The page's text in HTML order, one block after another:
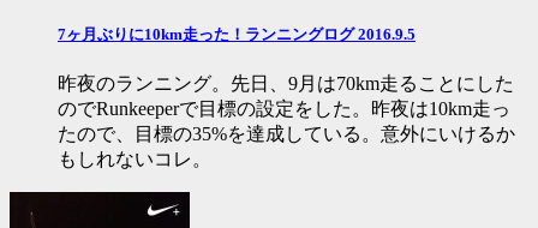
7ヶ月ぶりに10km走った！ランニングログ 2016.9.5
昨夜のランニング。先日、9月は70km走ることにした
のでRunkeeperで目標の設定をした。昨夜は10km走っ
たので、目標の35%を達成している。意外にいけるか
もしれないコレ。